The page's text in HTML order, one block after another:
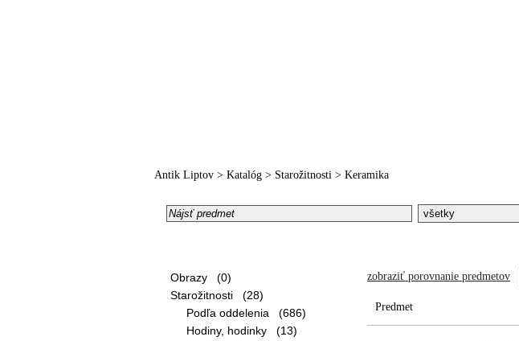
Antik Liptov > Katalóg > Starožitnosti > Keramika
Obrazy (0)
Starožitnosti (28)
Podľa oddelenia (686)
Hodiny, hodinky (13)
zobraziť porovnanie predmetov
Predmet